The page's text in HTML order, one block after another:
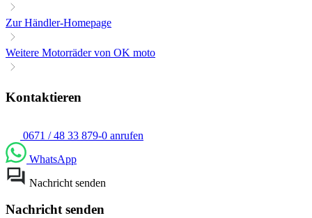
Zur Händler-Homepage
Weitere Motorräder von OK moto
Kontaktieren
0671 / 48 33 879-0 anrufen
WhatsApp
Nachricht senden
Nachricht senden